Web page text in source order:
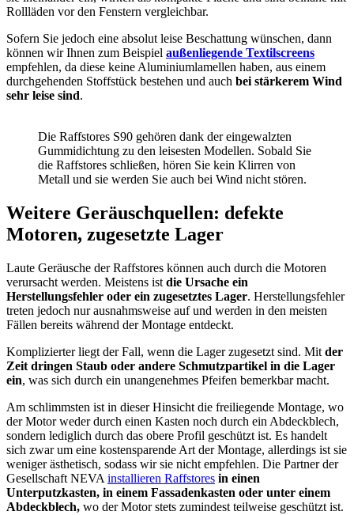
Rollläden vor den Fenstern vergleichbar.
Sofern Sie jedoch eine absolut leise Beschattung wünschen, dann
können wir Ihnen zum Beispiel außenliegende Textilscreens
empfehlen, da diese keine Aluminiumlamellen haben, aus einem
durchgehenden Stoffstück bestehen und auch bei stärkerem Wind
sehr leise sind.
Die Raffstores S90 gehören dank der eingewalzten
Gummidichtung zu den leisesten Modellen. Sobald Sie
die Raffstores schließen, hören Sie kein Klirren von
Metall und sie werden Sie auch bei Wind nicht stören.
Weitere Geräuschquellen: defekte
Motoren, zugesetzte Lager
Laute Geräusche der Raffstores können auch durch die Motoren
verursacht werden. Meistens ist die Ursache ein
Herstellungsfehler oder ein zugesetztes Lager. Herstellungsfehler
treten jedoch nur ausnahmsweise auf und werden in den meisten
Fällen bereits während der Montage entdeckt.
Komplizierter liegt der Fall, wenn die Lager zugesetzt sind. Mit der
Zeit dringen Staub oder andere Schmutzpartikel in die Lager
ein, was sich durch ein unangenehmes Pfeifen bemerkbar macht.
Am schlimmsten ist in dieser Hinsicht die freiliegende Montage, wo
der Motor weder durch einen Kasten noch durch ein Abdeckblech,
sondern lediglich durch das obere Profil geschützt ist. Es handelt
sich zwar um eine kostensparende Art der Montage, allerdings ist sie
weniger ästhetisch, sodass wir sie nicht empfehlen. Die Partner der
Gesellschaft NEVA installieren Raffstores in einen
Unterputzkasten, in einem Fassadenkasten oder unter einem
Abdeckblech, wo der Motor stets zumindest teilweise geschützt ist.